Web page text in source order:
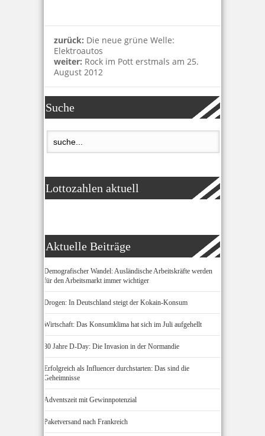
zurück: Die neue grüne Welle:
Elektroautos
weiter: Rock im Pott erstmals am 25.
August 2012
Suche
Lottozahlen aktuell
Aktuelle Beiträge
Demografischer Wandel: Ausländische Arbeitskräfte werden
für den Arbeitsmarkt immer wichtiger
Drogen: In Deutschland steigt der Kokain-Konsum
Wirtschaft: Das Konsumklima hat sich im Juli aufgehellt
80 Jahre D-Day: Die Invasion in der Normandie
Erfolgreich als Influencer durchstarten: Das sind die
Geheimnisse
Adventszeit mit Gewinnpotenzial
Paketversand nach Frankreich